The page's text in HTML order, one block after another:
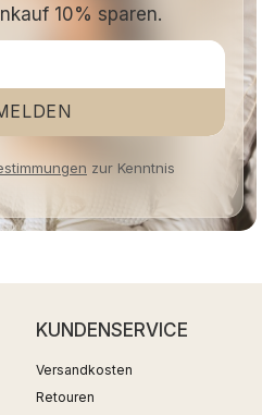
10% sparen.
zur Kenntnis
KUNDENSERVICE
Versandkosten
Retouren